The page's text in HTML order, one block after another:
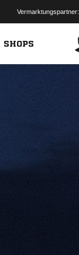
Vermarktungspartner:
SHOPS